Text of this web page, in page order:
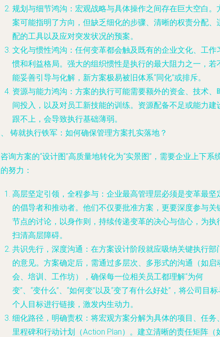
规划与细节鸿沟 ：宏观战略与具体操作之间存在巨大空白。
案可能指明了方向，但缺乏细化的步骤、清晰的权责分配、
配的工具以及应对突发状况的预案。
文化与惯性鸿沟 ：任何变革都会触及既有的企业文化、工作
惯和利益格局。强大的组织惯性是执行的最大阻力之一，若
能妥善引导与化解，新方案极易被旧体系“同化”或排斥。
资源与能力鸿沟 ：方案的执行可能需要额外的资金、技术、
间投入，以及对员工新技能的训练。资源配备不足或能力建
跟不上，会导致执行基础薄弱。
铸就执行铁军：如何确保管理方案扎实落地？
询方案的“设计图”高质量地转化为“实景图”，需要企业上下系
努力：
高层坚定引领，全程参与 ：企业最高管理层必须是变革最坚
的倡导者和推动者。他们不仅要批准方案，更要深度参与关
节点的讨论，以身作则，持续传递变革的决心与信心，为执
扫清高层障碍。
共识先行，深度沟通 ：在方案设计阶段就应吸纳关键执行部
的意见。方案确定后，需通过多层次、多形式的沟通（如启
会、培训、工作坊），确保每一位相关员工都理解“为何
变”、“变什么”、“如何变”以及“变了有什么好处”，将公司目
个人目标进行链接，激发内生动力。
细化路径，明确责权 ：将宏观方案分解为具体的项目、任务
里程碑和行动计划（Action Plan）。建立清晰的责任矩阵（